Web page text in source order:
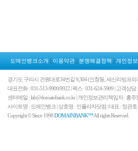
도메인뱅크소개 이용약관 분쟁해결정책 개인정
경기도 구리시 건원대로34번길 9,304 (인창동, 세신리빙프라
대표전화 : 031-513-9900/9922 | 팩스 : 031-624-5909 | 고객상담
센터메일 : lab@domainbank.co.kr | 개인정보관리책임자 : 홍주
사이트명 : 도메인뱅크 | 상호명 : 인플라자닷컴 | 대표 : 정관호
Copyright © Since 1998DOMAINBANK™All rights Reserved.